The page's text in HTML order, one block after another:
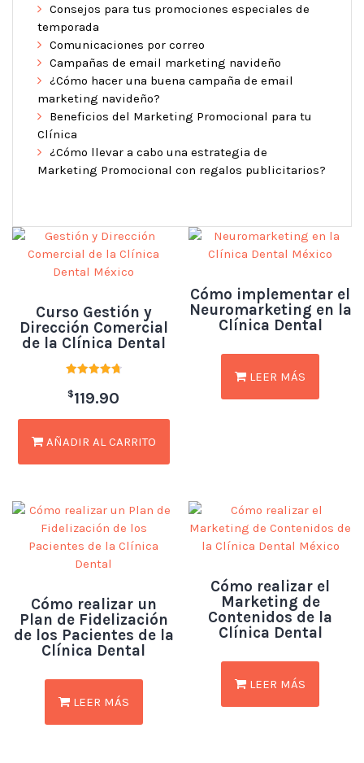
Consejos para tus promociones especiales de
temporada
Comunicaciones por correo
Campañas de email marketing navideño
¿Cómo hacer una buena campaña de email
marketing navideño?
Beneficios del Marketing Promocional para tu
Clínica
¿Cómo llevar a cabo una estrategia de
Marketing Promocional con regalos publicitarios?
Curso Gestión y
Dirección Comercial
de la Clínica Dental
con
4.79
$119.90
AÑADIR AL CARRITO
Cómo implementar el
Neuromarketing en la
Clínica Dental
LEER MÁS
Cómo realizar un
Plan de Fidelización
de los Pacientes de la
Clínica Dental
LEER MÁS
Cómo realizar el
Marketing de
Contenidos de la
Clínica Dental
LEER MÁS